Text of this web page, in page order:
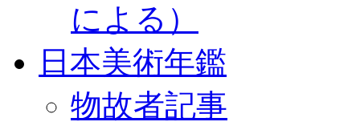
による）
日本美術年鑑
物故者記事